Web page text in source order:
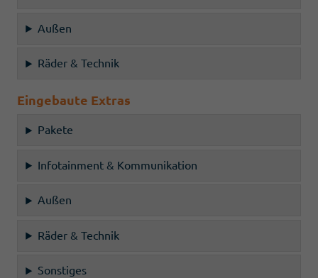
Außen
Räder & Technik
Eingebaute Extras
Pakete
Infotainment & Kommunikation
Außen
Räder & Technik
Sonstiges